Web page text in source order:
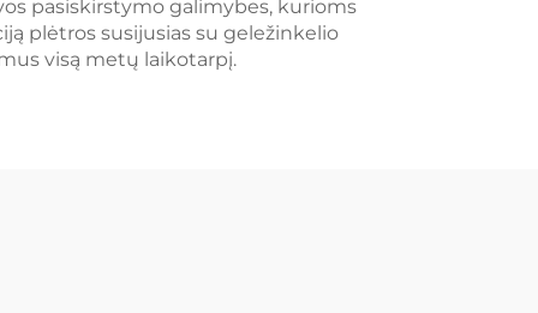
pasiskirstymo galimybes, kurioms
plėtros susijusias su geležinkelio
visą metų laikotarpį.